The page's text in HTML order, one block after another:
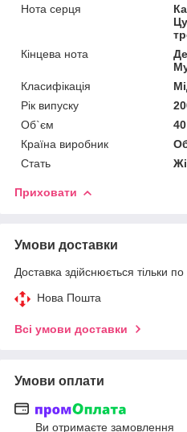
Нота серця
Кінцева нота
Класифікація
Рік випуску
Об`єм
Країна виробник
Стать
Приховати
Умови доставки
Доставка здійснюється тільки
Нова Пошта
Всі умови доставки
Умови оплати
Ви отримаєте замовлення